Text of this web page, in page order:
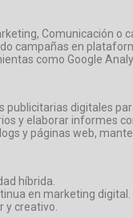
Comunicación o
campañas en
como Google
digitales
y elaborar informes
y páginas web,
híbrida.
en marketing digital.
y creativo.